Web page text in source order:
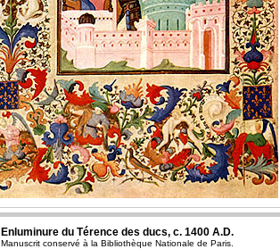
Enluminure du Térence des ducs, c. 1400 A.D.
Manuscrit conservé à la Bibliothèque Nationale de Paris.